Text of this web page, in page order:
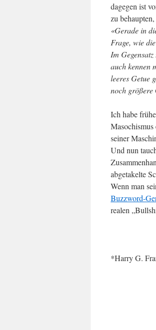
dagegen ist
zu
«Gerade in
Frage, wie
Im
auch kennen
leeres Getue
noch größere
Ich habe
seiner
Und nun
abgetakelte
Wenn man
Buzzword-
realen
*Harry G.